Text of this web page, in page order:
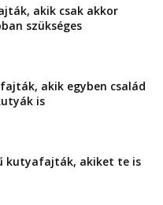
akik csak akkor
szükséges
akik egyben család
is
kutyafajták, akiket te is